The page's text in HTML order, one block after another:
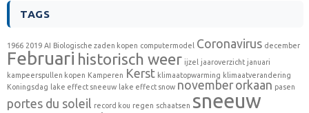
TAGS
1966 2019 AI Biologische zaden kopen computermodel Coronavirus december
Februari historisch weer ijzel jaaroverzicht januari
kampeerspullen kopen Kamperen Kerst klimaatopwarming klimaatverandering
Koningsdag lake effect sneeuw lake effect snow november orkaan pasen
portes du soleil record kou regen schaatsen sneeuw